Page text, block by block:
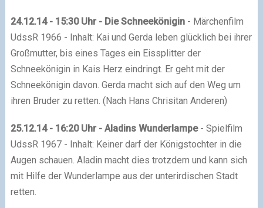
24.12.14 - 15:30 Uhr - Die Schneekönigin- Märchenfilm
UdssR 1966 - Inhalt: Kai und Gerda leben glücklich bei ihrer
Großmutter, bis eines Tages ein Eissplitter der
Schneekönigin in Kais Herz eindringt. Er geht mit der
Schneekönigin davon. Gerda macht sich auf den Weg um
ihren Bruder zu retten. (Nach Hans Chrisitan Anderen)
25.12.14 - 16:20 Uhr - Aladins Wunderlampe- Spielfilm
UdssR 1967 - Inhalt: Keiner darf der Königstochter in die
Augen schauen. Aladin macht dies trotzdem und kann sich
mit Hilfe der Wunderlampe aus der unterirdischen Stadt
retten.